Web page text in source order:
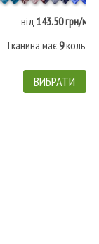
від143.50 грн/м
Тканина має9
ВИБРАТИ